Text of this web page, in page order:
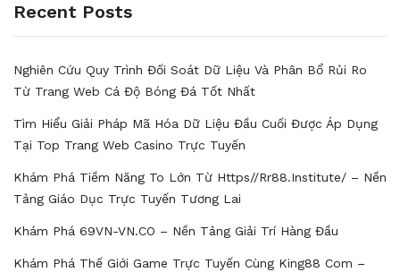
Recent Posts
Nghiên Cứu Quy Trình Đối Soát Dữ Liệu Và Phân Bổ Rủi Ro
Từ Trang Web Cá Độ Bóng Đá Tốt Nhất
Tìm Hiểu Giải Pháp Mã Hóa Dữ Liệu Đầu Cuối Được Áp Dụng
Tại Top Trang Web Casino Trực Tuyến
Khám Phá Tiềm Năng To Lớn Từ Https//rr88.institute/ – Nền
Tảng Giáo Dục Trực Tuyến Tương Lai
Khám Phá 69VN-VN.CO – Nền Tảng Giải Trí Hàng Đầu
Khám Phá Thế Giới Game Trực Tuyến Cùng King88 Com –